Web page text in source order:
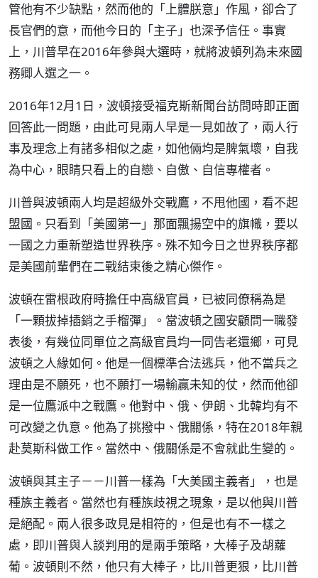
管他有不少缺點，然而他的「上體朕意」作風，卻合了
長官們的意，而他今日的「主子」也深予信任。事實
上，川普早在2016年參與大選時，就將波頓列為未來國
務卿人選之一。
2016年12月1日，波頓接受福克斯新聞台訪問時即正面
回答此一問題，由此可見兩人早是一見如故了，兩人行
事及理念上有諸多相似之處，如他倆均是脾氣壞，自我
為中心，眼睛只看上的自戀、自傲、自信專權者。
川普與波頓兩人均是超級外交戰鷹，不甩他國，看不起
盟國。只看到「美國第一」那面飄揚空中的旗幟，要以
一國之力重新塑造世界秩序。殊不知今日之世界秩序都
是美國前輩們在二戰結束後之精心傑作。
波頓在雷根政府時擔任中高級官員，已被同僚稱為是
「一顆拔掉插銷之手榴彈」。當波頓之國安顧問一職發
表後，有幾位同單位之高級官員均一同告老還鄉，可見
波頓之人緣如何。他是一個標準合法逃兵，他不當兵之
理由是不願死，也不願打一場輸贏未知的仗，然而他卻
是一位鷹派中之戰鷹。他對中、俄、伊朗、北韓均有不
可改變之仇意。他為了挑撥中、俄關係，特在2018年親
赴莫斯科做工作。當然中、俄關係是不會就此生變的。
波頓與其主子－－川普一樣為「大美國主義者」，也是
種族主義者。當然也有種族歧視之現象，是以他與川普
是絕配。兩人很多政見是相符的，但是也有不一樣之
處，即川普與人談判用的是兩手策略，大棒子及胡蘿
葡。波頓則不然，他只有大棒子，比川普更狠，比川普